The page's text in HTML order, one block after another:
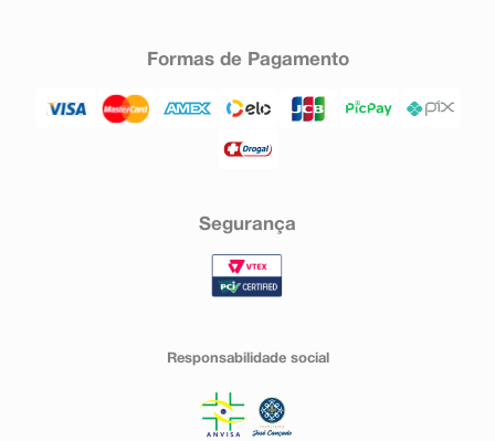
Formas de Pagamento
Segurança
Responsabilidade social